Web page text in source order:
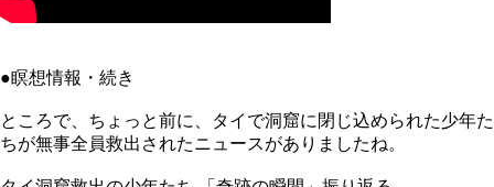
●瞑想情報・続き
ところで、ちょっと前に、タイで洞窟に閉じ込められた少年た
ちが無事全員救出されたニュースがありましたね。